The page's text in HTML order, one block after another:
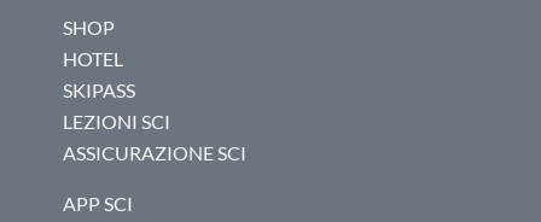
SHOP
HOTEL
SKIPASS
LEZIONI SCI
ASSICURAZIONE SCI
APP SCI